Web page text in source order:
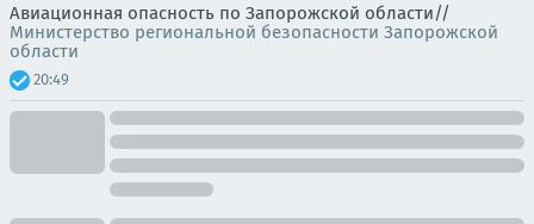
Авиационная опасность по Запорожской области//
Министерство региональной безопасности Запорожской
области
20:49